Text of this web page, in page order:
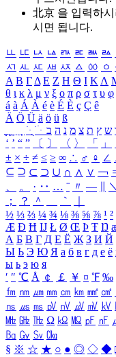
北京 을 입력하시
시면 됩니다.
ㅥ ㅦ ㅧ ㅨ ㅩ ㅪ ㅫ ㅬ
ㅺ ㅻ ㅼ ㅽ ㅾ ㅿ ㆀ ㆁ
Α Β ΓΔ Ε Ζ Η Θ Ι ΚΛ
θ ι κ λ μ ν ξ ο π ρ σ τ υ φ
á à Á À é è É È ç Ç ê
Ä Ö Ü ä ö ü ß
ִֶֹ ֻּ ׁׂ ש ץ ת צ מ נ ה ב
‘ ’ “ ” 〔 〕 〈 〉 「 」
± × ÷ ≠ ≤ ≥ ∞ ∴ ♂ ♀ ∠
⊆ ⊇ ⊂ ⊃ ∪ ∩ ∧ ∨ ￢
、
。 · ‥ … ¨ 〃 ― ＼
；
？ ＾ ｀
½ ⅓ ⅔ ¼ ¾ ⅛ ⅜ ⅝ ⅞ ¹ ²
Æ Ð Ħ Ĳ Ł Ø Œ Þ Ŧ Ŋ
А Б В Г Д Е Ё Ж З И Й
Ы Ь Э Ю Я а б в г д е ё
ы ь э ю я
′ ″ ℃ Å ￠ ￡ ￥ ¤ ℉ ‰
㎙ ㎚ ㎛ ㎜ ㎝ ㎞ ㎟ ㎠
㎱ ㎲ ㎳ ㎴ ㎵ ㎶ ㎷ ㎸
㎒ ㎓ ㎔ Ω ㏀ ㏁ ㎊ ㎋
㏃ ㏉ ㏜ ㏆
§ ※ ☆ ★ ○ ● ◎ ◇ ◆